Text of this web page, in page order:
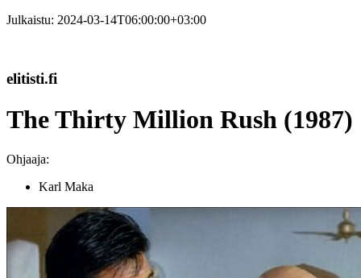
Julkaistu: 2024-03-14T06:00:00+03:00
elitisti.fi
The Thirty Million Rush (1987)
Ohjaaja:
Karl Maka